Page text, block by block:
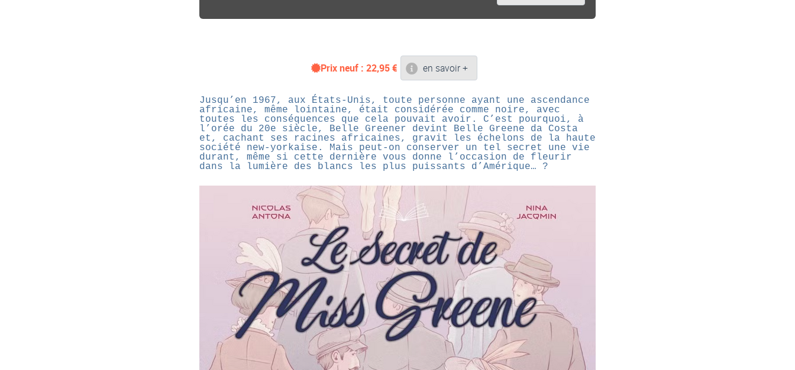
Prix neuf : 22,95€ en savoir +
Jusqu’en 1967, aux États-Unis, toute personne ayant une ascendance
africaine, même lointaine, était considérée comme noire, avec
toutes les conséquences que cela pouvait avoir. C’est pourquoi, à
l’orée du 20e siècle, Belle Greener devint Belle Greene da Costa
et, cachant ses racines africaines, gravit les échelons de la haute
société new-yorkaise. Mais peut-on conserver un tel secret une vie
durant, même si cette dernière vous donne l’occasion de fleurir
dans la lumière des blancs les plus puissants d’Amérique… ?